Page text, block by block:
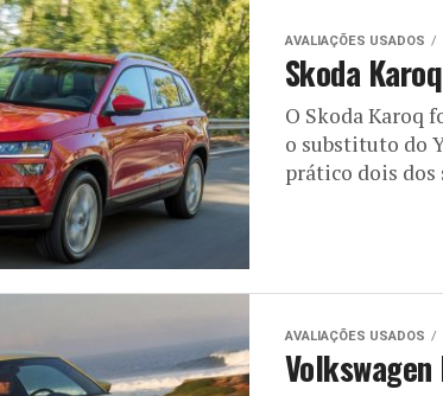
AVALIAÇÕES USADOS
Skoda
O Skoda Karoq
o substituto do
prático dois dos
AVALIAÇÕES USADOS